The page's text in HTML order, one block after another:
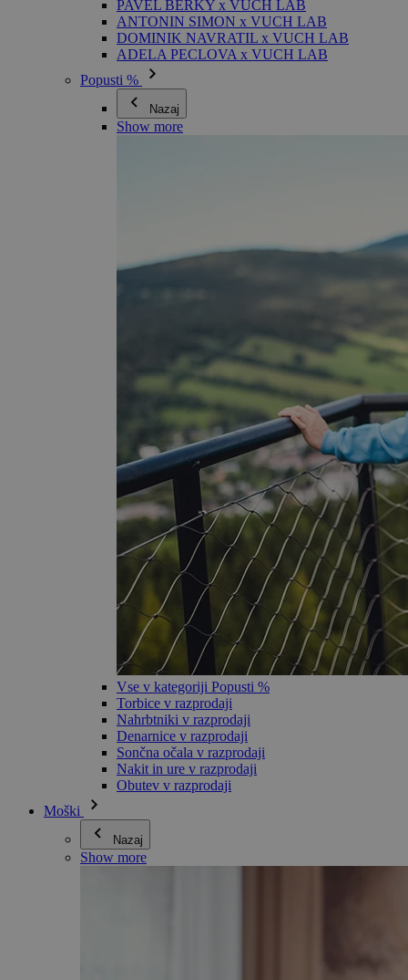
PAVEL BERKY x VUCH LAB
ANTONIN SIMON x VUCH LAB
DOMINIK NAVRATIL x VUCH LAB
ADELA PECLOVA x VUCH LAB
Popusti %
Nazaj
Show more
Vse v kategoriji Popusti %
Torbice v razprodaji
Nahrbtniki v razprodaji
Denarnice v razprodaji
Sončna očala v razprodaji
Nakit in ure v razprodaji
Obutev v razprodaji
Moški
Nazaj
Show more